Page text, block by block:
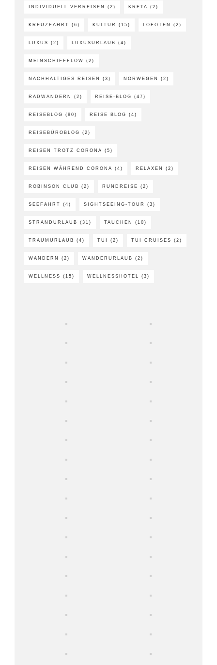
INDIVIDUELL VERREISEN (2) KRETA (2)
KREUZFAHRT (6) KULTUR (15) LOFOTEN (2)
LUXUS (2) LUXUSURLAUB (4)
MEINSCHIFFFLOW (2)
NACHHALTIGES REISEN (3) NORWEGEN (2)
RADWANDERN (2) REISE-BLOG (47)
REISEBLOG (80) REISE BLOG (4)
REISEBÜROBLOG (2)
REISEN TROTZ CORONA (5)
REISEN WÄHREND CORONA (4) RELAXEN (2)
ROBINSON CLUB (2) RUNDREISE (2)
SEEFAHRT (4) SIGHTSEEING-TOUR (3)
STRANDURLAUB (31) TAUCHEN (10)
TRAUMURLAUB (4) TUI (2) TUI CRUISES (2)
WANDERN (2) WANDERURLAUB (2)
WELLNESS (15) WELLNESSHOTEL (3)